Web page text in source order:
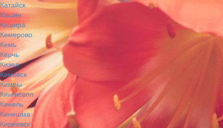
Катайск
Кашин
Кашира
Кемерово
Кемь
Керчь
Кизел
Кимовск
Кимры
Кингисепп
Кинель
Кинешма
Киреевск